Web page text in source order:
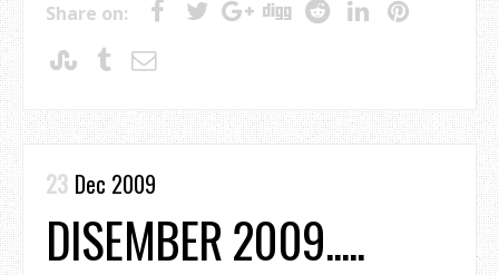
Share on:
23 Dec 2009
DISEMBER 2009.....